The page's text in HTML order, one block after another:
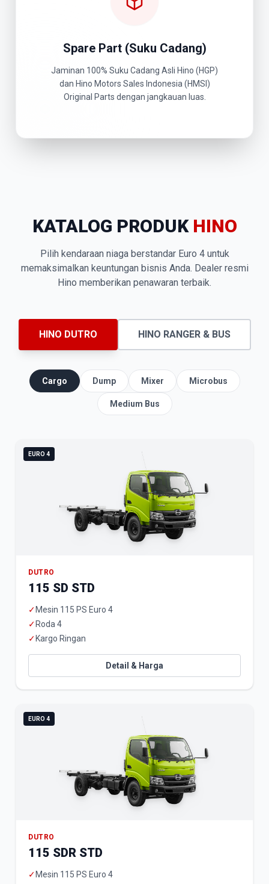
Spare Part (Suku Cadang)
Jaminan 100% Suku Cadang Asli Hino (HGP)
dan Hino Motors Sales Indonesia (HMSI)
Original Parts dengan jangkauan luas.
KATALOG PRODUK HINO
Pilih kendaraan niaga berstandar Euro 4 untuk
memaksimalkan keuntungan bisnis Anda. Dealer resmi
Hino memberikan penawaran terbaik.
HINO DUTRO HINO RANGER & BUS
Cargo Dump Mixer Microbus
Medium Bus
EURO 4
DUTRO
115 SD STD
✓ Mesin 115 PS Euro 4
✓ Roda 4
✓ Kargo Ringan
Detail & Harga
EURO 4
DUTRO
115 SDR STD
✓ Mesin 115 PS Euro 4